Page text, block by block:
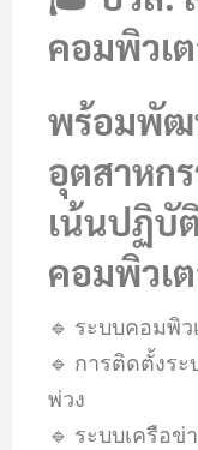
คอมพิวเ
พร้อมพัฒ
อุตสาหก
เน้นปฏิบั
คอมพิวเ
🔹 ระบบคอมพิ
🔹 การติดตั้งร
พ่วง
🔹 ระบบเครือข่